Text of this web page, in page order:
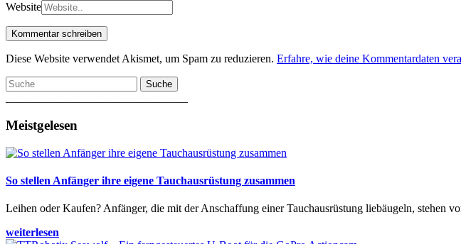
Website
Diese Website verwendet Akismet, um Spam zu reduzieren. Erfahre, wie deine Kommentardaten
Suche
Meistgelesen
So stellen Anfänger ihre eigene Tauchausrüstung zusammen
Leihen oder Kaufen? Anfänger, die mit der Anschaffung einer Tauchausrüstung liebäugeln, stehen
weiterlesen